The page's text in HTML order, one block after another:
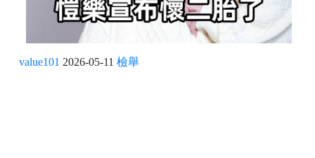
value101 2026-05-11 檢舉